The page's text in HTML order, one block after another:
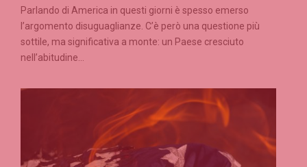
Parlando di America in questi giorni è spesso emerso
l’argomento disuguaglianze. C’è però una questione più
sottile, ma significativa a monte: un Paese cresciuto
nell’abitudine...